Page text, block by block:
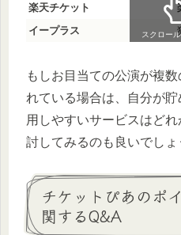
楽天チケット
イープラス
スクロー
もしお目当ての公演が複
れている場合は、自分が
用しやすいサービスはど
討してみるのも良いでしょ
チケットぴあのポ
関するQ&A